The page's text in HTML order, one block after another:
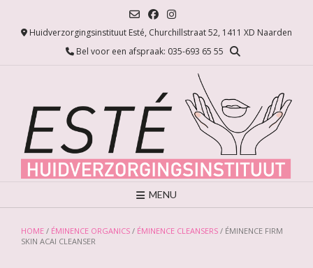
Huidverzorgingsinstituut Esté, Churchillstraat 52, 1411 XD Naarden
Bel voor een afspraak: 035-693 65 55
MENU
HOME / ÉMINENCE ORGANICS / ÉMINENCE CLEANSERS / ÉMINENCE FIRM
SKIN ACAI CLEANSER